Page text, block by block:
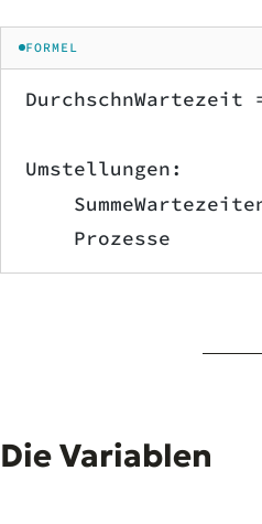
FORMEL
DurchschnWartezeit
Umstellungen:
Prozesse
Die Variablen